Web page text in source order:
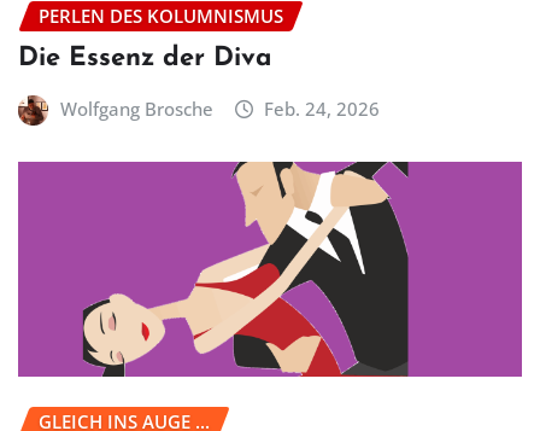
PERLEN DES KOLUMNISMUS
Die Essenz der Diva
Wolfgang Brosche Feb. 24, 2026
GLEICH INS AUGE ...